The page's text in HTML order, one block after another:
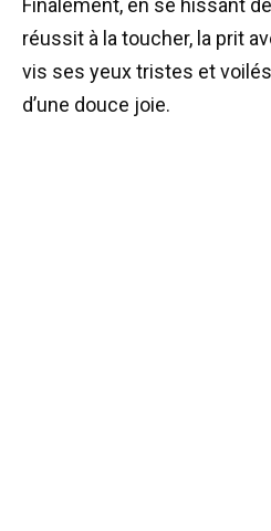
Finalement, en se hissant
réussit à la toucher, la prit
vis ses yeux tristes et
d’une douce joie.